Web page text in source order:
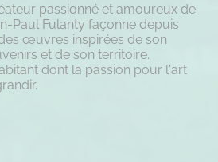
passionné et amoureux de
Paul Fulanty façonne depuis
œuvres inspirées de son
et de son territoire.
dont la passion pour l'art